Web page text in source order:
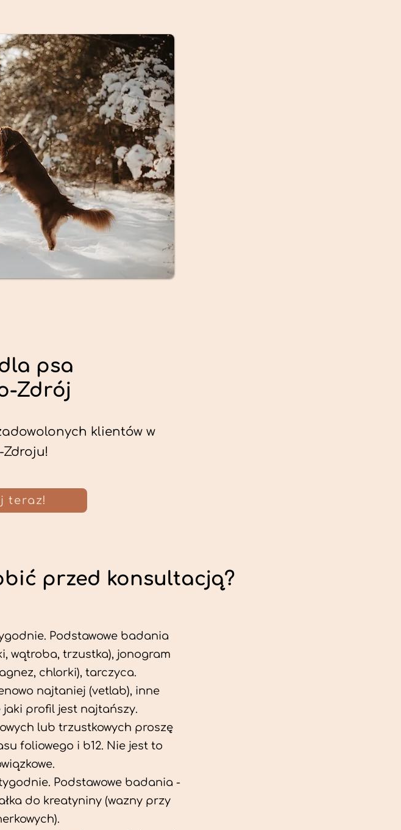
psa
Zdrój
klientów w
Zdroju!
teraz!
przed konsultacją?
Podstawowe badania
wątroba, trzustka), jonogram
chlorki), tarczyca.
najtaniej (vetlab), inne
profil jest najtańszy.
lub trzustkowych proszę
foliowego i b12. Nie jest to
Podstawowe badania -
do kreatyniny (wazny przy